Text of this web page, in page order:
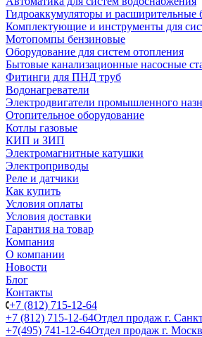
Гидроаккумуляторы и расширительные
Комплектующие и инструменты для
Мотопомпы бензиновые
Оборудование для систем отопления
Бытовые канализационные насосные
Фитинги для ПНД труб
Водонагреватели
Электродвигатели промышленного
Отопительное оборудование
Котлы газовые
КИП и ЗИП
Электромагнитные катушки
Электроприводы
Реле и датчики
Как купить
Условия оплаты
Условия доставки
Гарантия на товар
Компания
О компании
Новости
Блог
Контакты
+7 (812) 715-12-64
+7 (812) 715-12-64Отдел продаж г.
+7(495) 741-12-64Отдел продаж г.